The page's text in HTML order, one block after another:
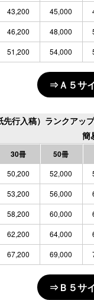
43,200 45,000
46,200 48,000
51,200 54,000
⇒Ａ５サ
30冊
50冊
50,200 52,000
53,200 56,000
58,200 60,000
62,200 64,000
67,200 69,000
先行入稿）ランクア
簡
⇒Ｂ５サ